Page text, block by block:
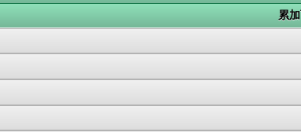
累